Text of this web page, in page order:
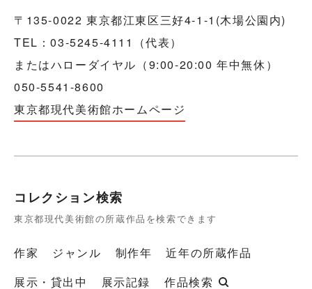
〒135-0022 東京都江東区三好4-1-1(木場公園内)
TEL：03-5245-4111（代表）
またはハローダイヤル（9:00-20:00 年中無休）
050-5541-8600
東京都現代美術館ホームページ
コレクション検索
東京都現代美術館の所蔵作品を検索できます
作家 ジャンル 制作年
近年の所蔵作品
展示・貸出中
展示記録 作品検索